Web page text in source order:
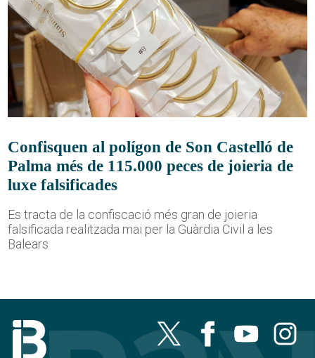
Confisquen al polígon de Son Castelló de
Palma més de 115.000 peces de joieria de
luxe falsificades
Es tracta de la confiscació més gran de joieria
falsificada realitzada mai per la Guàrdia Civil a les
Balears